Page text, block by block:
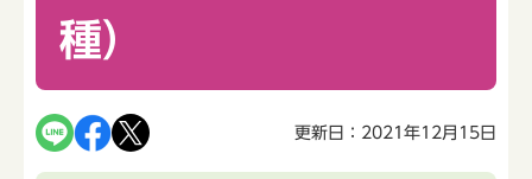
種）
更新日：2021年12月15日